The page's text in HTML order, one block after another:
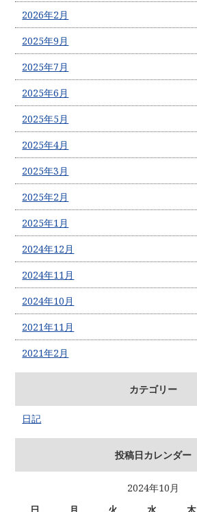
2026年2月
2025年9月
2025年7月
2025年6月
2025年5月
2025年4月
2025年3月
2025年2月
2025年1月
2024年12月
2024年11月
2024年10月
2021年11月
2021年2月
カテゴリー
日記
投稿日カレンダー
2024年10月
日
月 火 水 木